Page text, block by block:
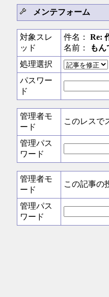
メンテフォーム
対象スレ
ッド
件名： Re:
名前：
もん
処理選択
パスワー
ド
管理者モ
ード
このレスで
管理パス
ワード
管理者モ
ード
この記事の
管理パス
ワード